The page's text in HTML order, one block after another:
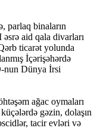
parlaq binaların
aid qala divarları
ticarət yolunda
İçərişəhərdə
nun Dünya İrsi
ağac oymaları
gəzin, dolaşın
tacir evləri və